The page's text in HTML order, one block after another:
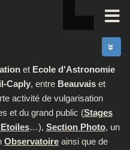
et Ecole d'Astronomie
Caply, entre Beauvais et
activité de vulgarisation
et du grand public (Stages
…), Section Photo, un
Observatoire ainsi que de